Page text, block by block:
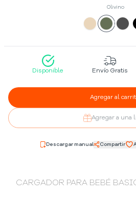
Olivino
Disponible Envío Gratis
Agregar al
Agregar a una
Descargar manual Compartir
CARGADOR PARA BEBÉ